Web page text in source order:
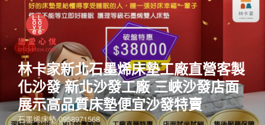
林卡家新北石墨烯床墊工廠直營客製
化沙發 新北沙發工廠 三峽沙發店面
展示高品質床墊便宜沙發特賣
石墨烯床墊 0958971568